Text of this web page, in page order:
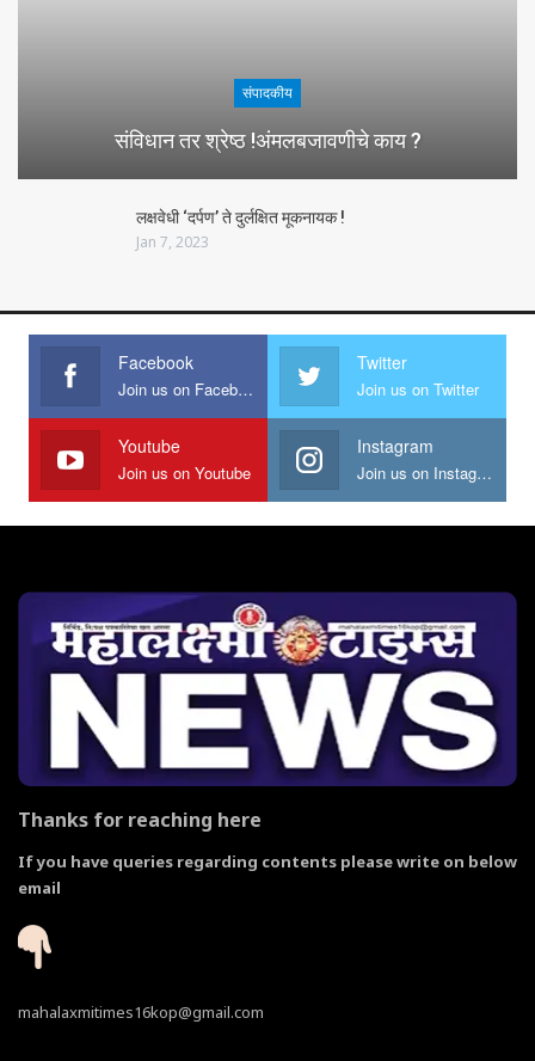
संपादकीय
संविधान तर श्रेष्ठ !अंमलबजावणीचे काय ?
लक्षवेधी ‘दर्पण’ ते दुर्लक्षित मूकनायक !
Jan 7, 2023
Facebook
Join us on Facebook
Twitter
Join us on Twitter
Youtube
Join us on Youtube
Instagram
Join us on Instagram
Thanks for reaching here
If you have queries regarding contents please write on below
email
mahalaxmitimes16kop@gmail.com